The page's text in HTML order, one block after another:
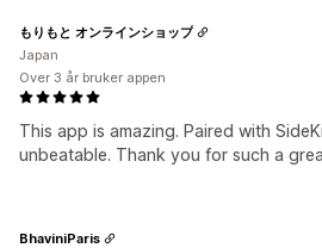
This app is amazing. Paired with
unbeatable. Thank you for such a
もりもと オンラインショップ
Japan
Over 3 år bruker appen
BhaviniParis